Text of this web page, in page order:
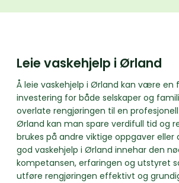
Leie vaskehjelp i Ørland
Å leie vaskehjelp i Ørland kan være en
investering for både selskaper og
overlate rengjøringen til en
Ørland kan man spare verdifull tid og
brukes på andre viktige oppgaver eller
god vaskehjelp i Ørland innehar den
kompetansen, erfaringen og utstyret
utføre rengjøringen effektivt og